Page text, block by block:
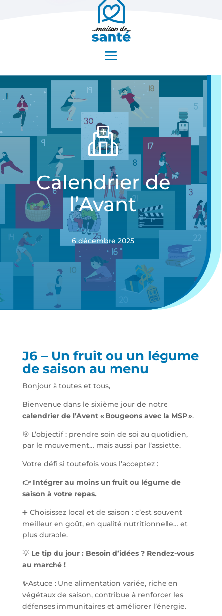
Calendrier de
l’Avant
6 décembre 2025
J6 – Un fruit ou un légume
de saison au menu
Bonjour à toutes et tous,
Bienvenue dans le sixième jour de notre
calendrier de l’Avent «Bougeons avec la MSP».
🎯 L’objectif : prendre soin de soi au quotidien,
par le mouvement… mais aussi par l’assiette.
Votre défi si toutefois vous l’acceptez :
👉 Intégrer au moins un fruit ou légume de
saison à votre repas.
➕ Choisissez local et de saison : c’est souvent
meilleur en goût, en qualité nutritionnelle… et
plus durable.
💡 Le tip du jour : Besoin d’idées ? Rendez-vous
au marché !
✨Astuce : Une alimentation variée, riche en
végétaux de saison, contribue à renforcer les
défenses immunitaires et améliorer l’énergie.